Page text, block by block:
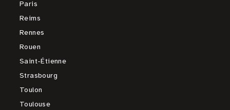
Paris
Reims
Rennes
Rouen
Saint-Étienne
Strasbourg
Toulon
Toulouse